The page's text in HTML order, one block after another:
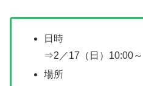
日時
⇒2／17（日）10:00～
場所